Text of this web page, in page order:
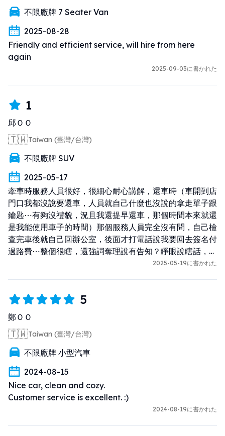
不限廠牌 7 Seater Van
2025-08-28
Friendly and efficient service, will hire from here
again
2025-09-03に書かれた
1
邱ＯＯ
🇹🇼Taiwan (臺灣/台灣)
不限廠牌 SUV
2025-05-17
牽車時服務人員很好，很細心耐心講解，還車時（車開到店
門口我都沒說要還車，人員就自己什麼也沒說的拿走單子跟
鑰匙⋯有夠沒禮貌，況且我還提早還車，那個時間本來就還
是我能使用車子的時間）那個服務人員完全沒有問，自己檢
查完車後就自己回辦公室，後面才打電話說我要回去簽名付
過路費⋯整個很瞎，還強詞奪理說有告知？睜眼說瞎話，且
完全不尊重，我還提早四個小時還車被這樣對待，真的很差
2025-05-19に書かれた
5
鄭ＯＯ
🇹🇼Taiwan (臺灣/台灣)
不限廠牌 小型汽車
2024-08-15
Nice car, clean and cozy.
Customer service is excellent. :)
2024-08-19に書かれた